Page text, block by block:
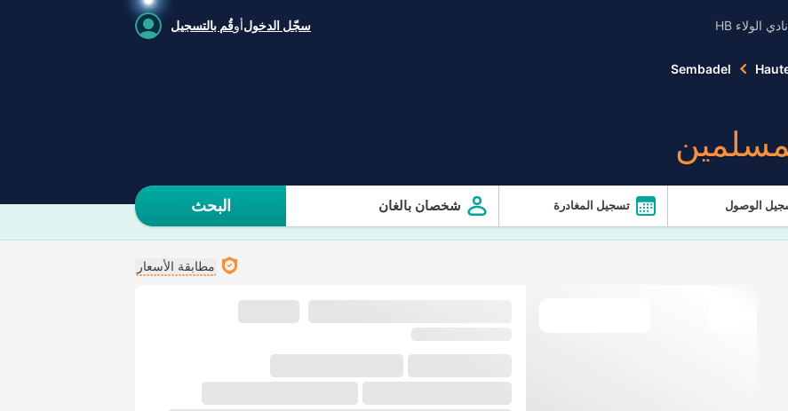
نادي الولاء HB سجّل الدخولأوقُم بالتسجيل
Sembadel
الوصول تسجيل المغادرة شخصان بالغان البحث
مطابقة الأسعار